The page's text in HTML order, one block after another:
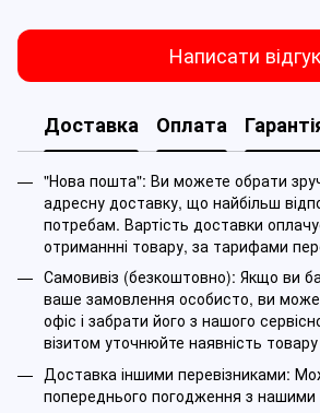
Написати відгук
Доставка Оплата
"Нова пошта": Ви можете обрати
адресну доставку, що найбільш
потребам. Вартість доставки
отриманнні товару, за тарифами
Самовивіз (безкоштовно): Якщо ви
ваше замовлення особисто, ви
офіс і забрати його з нашого
візитом уточнюйте наявність товару
Доставка іншими перевізниками:
попереднього погодження з